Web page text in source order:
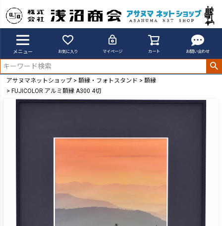
メニュー お気に入り マイページ カート お問い合わせ
アサヌマネットショップ 額縁・フォトスタンド
額縁
FUJICOLOR アルミ額縁 A300 4切